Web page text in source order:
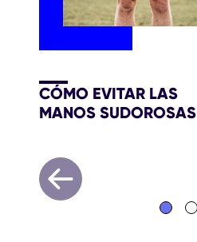
CÓMO EVITAR LAS
MANOS SUDOROSAS